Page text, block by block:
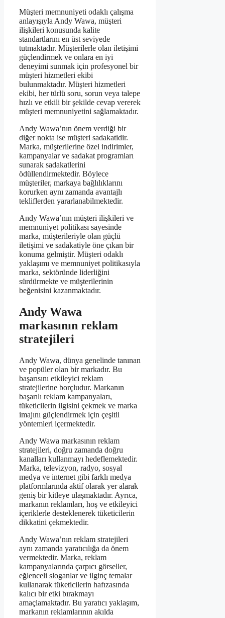
Müşteri memnuniyeti odaklı çalışma
anlayışıyla Andy Wawa, müşteri
ilişkileri konusunda kalite
standartlarını en üst seviyede
tutmaktadır. Müşterilerle olan iletişimi
güçlendirmek ve onlara en iyi
deneyimi sunmak için profesyonel bir
müşteri hizmetleri ekibi
bulunmaktadır. Müşteri hizmetleri
ekibi, her türlü soru, sorun veya talepe
hızlı ve etkili bir şekilde cevap vererek
müşteri memnuniyetini sağlamaktadır.
Andy Wawa’nın önem verdiği bir
diğer nokta ise müşteri sadakatidir.
Marka, müşterilerine özel indirimler,
kampanyalar ve sadakat programları
sunarak sadakatlerini
ödüllendirmektedir. Böylece
müşteriler, markaya bağlılıklarını
korurken aynı zamanda avantajlı
tekliflerden yararlanabilmektedir.
Andy Wawa’nın müşteri ilişkileri ve
memnuniyet politikası sayesinde
marka, müşterileriyle olan güçlü
iletişimi ve sadakatiyle öne çıkan bir
konuma gelmiştir. Müşteri odaklı
yaklaşımı ve memnuniyet politikasıyla
marka, sektöründe liderliğini
sürdürmekte ve müşterilerinin
beğenisini kazanmaktadır.
Andy Wawa
markasının reklam
stratejileri
Andy Wawa, dünya genelinde tanınan
ve popüler olan bir markadır. Bu
başarısını etkileyici reklam
stratejilerine borçludur. Markanın
başarılı reklam kampanyaları,
tüketicilerin ilgisini çekmek ve marka
imajını güçlendirmek için çeşitli
yöntemleri içermektedir.
Andy Wawa markasının reklam
stratejileri, doğru zamanda doğru
kanalları kullanmayı hedeflemektedir.
Marka, televizyon, radyo, sosyal
medya ve internet gibi farklı medya
platformlarında aktif olarak yer alarak
geniş bir kitleye ulaşmaktadır. Ayrıca,
markanın reklamları, hoş ve etkileyici
içeriklerle desteklenerek tüketicilerin
dikkatini çekmektedir.
Andy Wawa’nın reklam stratejileri
aynı zamanda yaratıcılığa da önem
vermektedir. Marka, reklam
kampanyalarında çarpıcı görseller,
eğlenceli sloganlar ve ilginç temalar
kullanarak tüketicilerin hafızasında
kalıcı bir etki bırakmayı
amaçlamaktadır. Bu yaratıcı yaklaşım,
markanın reklamlarının akılda